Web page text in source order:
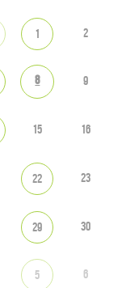
1 2
8 9
15 16
22 23
29 30
5 6